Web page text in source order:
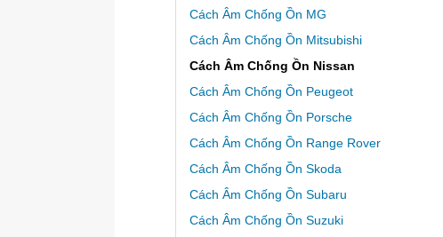
Cách Âm Chống Ồn MG
Cách Âm Chống Ồn Mitsubishi
Cách Âm Chống Ồn Nissan
Cách Âm Chống Ồn Peugeot
Cách Âm Chống Ồn Porsche
Cách Âm Chống Ồn Range Rover
Cách Âm Chống Ồn Skoda
Cách Âm Chống Ồn Subaru
Cách Âm Chống Ồn Suzuki